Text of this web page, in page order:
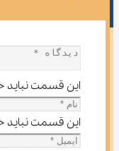
این قسمت نباید
این قسمت نباید